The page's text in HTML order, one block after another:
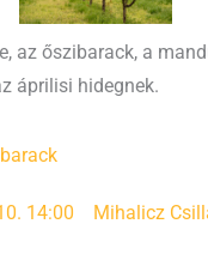
az őszibarack, a
áprilisi hidegnek.
14:00 Mihalicz